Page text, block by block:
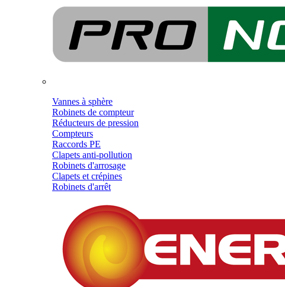
Vannes à sphère
Robinets de compteur
Réducteurs de pression
Compteurs
Raccords PE
Clapets anti-pollution
Robinets d'arrosage
Clapets et crépines
Robinets d'arrêt